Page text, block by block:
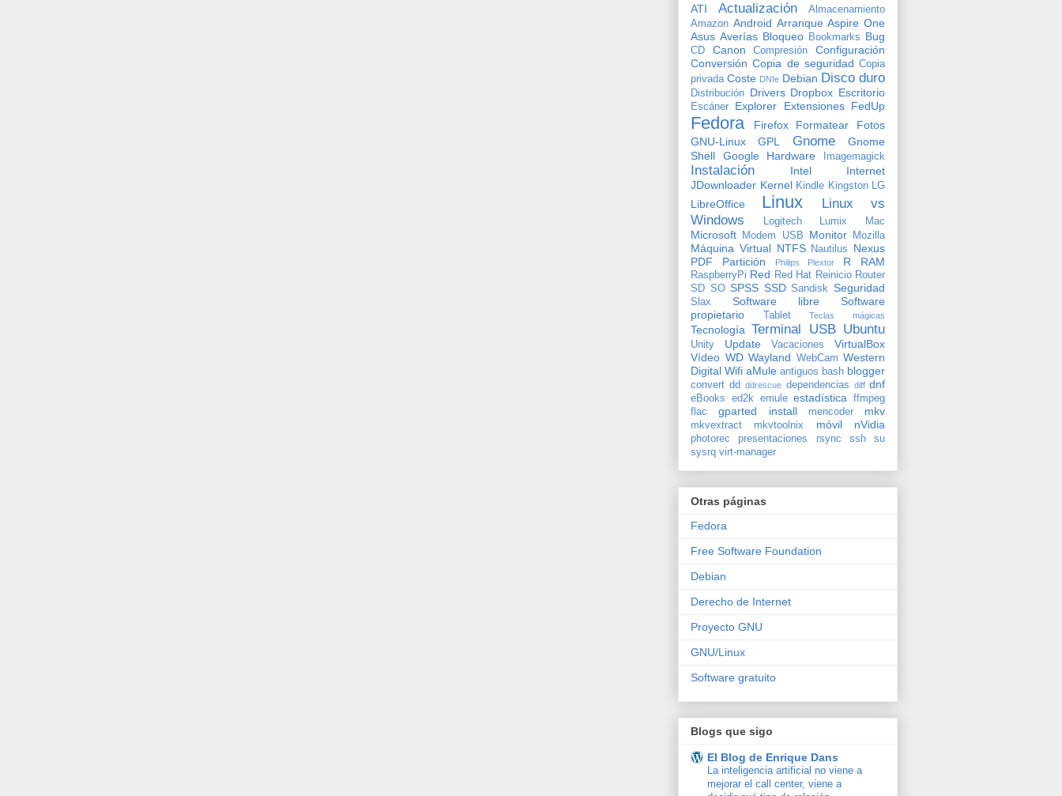
ATI Actualización
Almacenamiento
Amazon Android Arranque Aspire One
Asus Averías Bloqueo Bookmarks Bug
CD Canon Compresión
Configuración
Conversión Copia de seguridad Copia
privada Coste DNIe Debian Disco duro
Distribución Drivers Dropbox Escritorio
Escáner Explorer Extensiones FedUp
Fedora Firefox Formatear
Fotos
GNU-Linux
GPL Gnome
Gnome
Shell
Google Hardware Imagemagick
Instalación Intel
Internet
JDownloader Kernel Kindle Kingston LG
LibreOffice Linux
Linux vs
Windows
Logitech Lumix Mac
Microsoft Modem USB Monitor Mozilla
Máquina Virtual NTFS Nautilus
Nexus
PDF
Partición Philips Plextor R RAM
RaspberryPi Red Red Hat Reinicio Router
SD SO SPSS SSD Sandisk Seguridad
Slax Software libre
Software
propietario
Tablet Teclas mágicas
Tecnología Terminal USB Ubuntu
Unity Update Vacaciones
VirtualBox
Vídeo WD Wayland WebCam Western
Digital Wifi aMule antiguos bash blogger
convert dd ddrescue dependencias diff dnf
eBooks ed2k emule estadística ffmpeg
flac
gparted install mencoder mkv
mkvextract mkvtoolnix móvil nVidia
photorec presentaciones rsync ssh
su
sysrq virt-manager
Otras páginas
Fedora
Free Software Foundation
Debian
Derecho de Internet
Proyecto GNU
GNU/Linux
Software gratuito
Blogs que sigo
El Blog de Enrique Dans
La inteligencia artificial no viene a
mejorar el call center, viene a